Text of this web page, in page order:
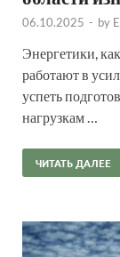
06.10.2025 - by
Энергетики,
работают в
успеть
нагрузкам …
ЧИТАТЬ ДАЛЕЕ